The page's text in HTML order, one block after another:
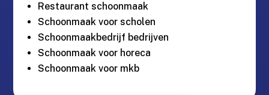
Restaurant schoonmaak
Schoonmaak voor scholen
Schoonmaakbedrijf bedrijven
Schoonmaak voor horeca
Schoonmaak voor mkb